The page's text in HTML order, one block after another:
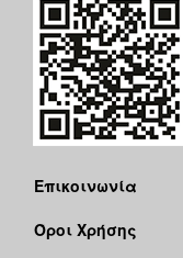
Επικοινωνία
Όροι Χρήσης